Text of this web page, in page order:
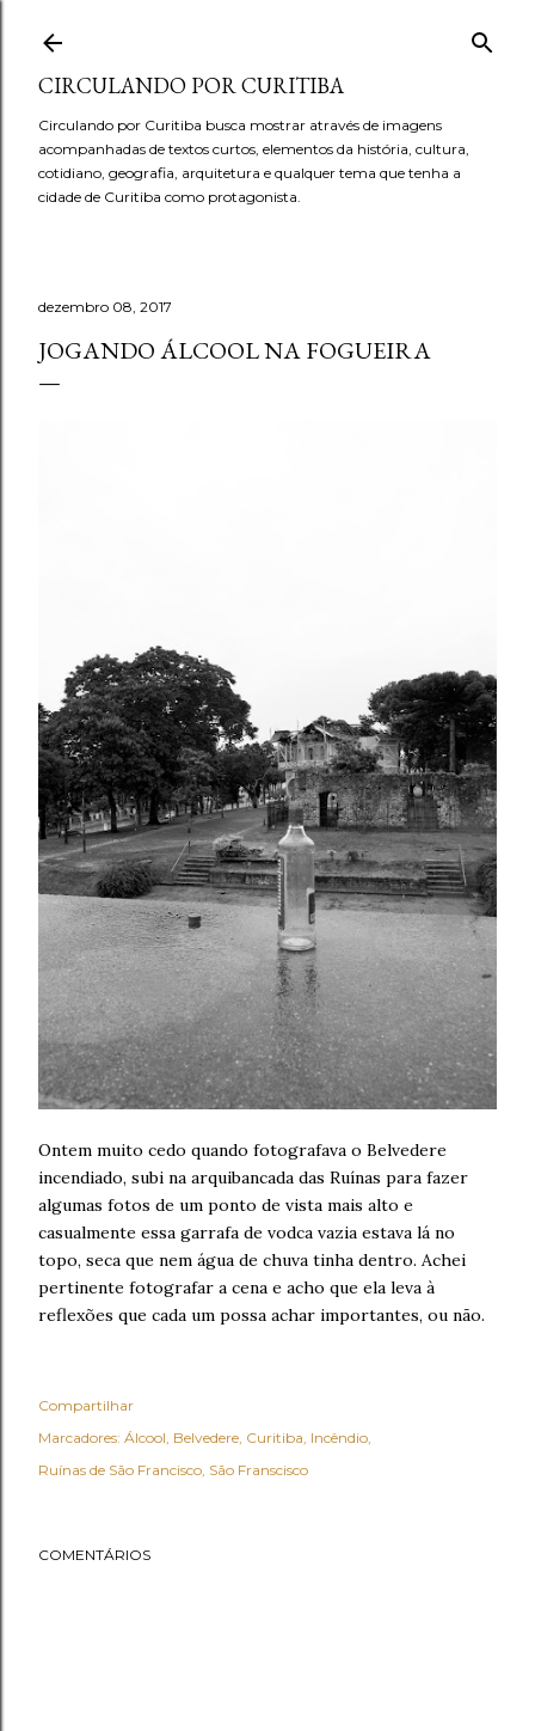
CIRCULANDO POR CURITIBA
Circulando por Curitiba busca mostrar através de imagens
acompanhadas de textos curtos, elementos da história, cultura,
cotidiano, geografia, arquitetura e qualquer tema que tenha a
cidade de Curitiba como protagonista.
dezembro 08, 2017
JOGANDO ÁLCOOL NA FOGUEIRA
Ontem muito cedo quando fotografava o Belvedere
incendiado, subi na arquibancada das Ruínas para fazer
algumas fotos de um ponto de vista mais alto e
casualmente essa garrafa de vodca vazia estava lá no
topo, seca que nem água de chuva tinha dentro. Achei
pertinente fotografar a cena e acho que ela leva à
reflexões que cada um possa achar importantes, ou não.
Compartilhar
Marcadores: Álcool Belvedere Curitiba Incêndio
Ruínas de São Francisco São Franscisco
COMENTÁRIOS